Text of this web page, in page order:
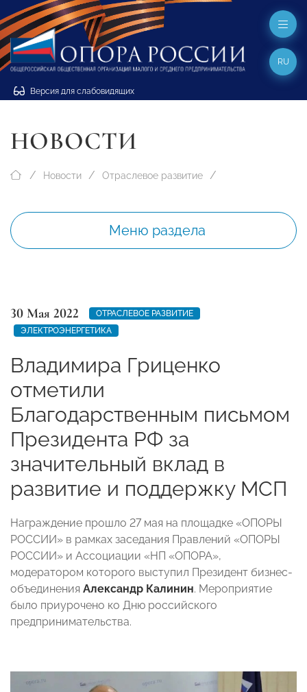
Версия для слабовидящих
RU
НОВОСТИ
Новости Отраслевое развитие
Меню раздела
30 Мая 2022
ОТРАСЛЕВОЕ РАЗВИТИЕ
ЭЛЕКТРОЭНЕРГЕТИКА
Владимира Гриценко
отметили
Благодарственным письмом
Президента РФ за
значительный вклад в
развитие и поддержку МСП
Награждение прошло 27 мая на площадке «ОПОРЫ
РОССИИ» в рамках заседания Правлений «ОПОРЫ
РОССИИ» и Ассоциации «НП «ОПОРА»,
модератором которого выступил Президент бизнес-
объединения Александр Калинин. Мероприятие
было приурочено ко Дню российского
предпринимательства.